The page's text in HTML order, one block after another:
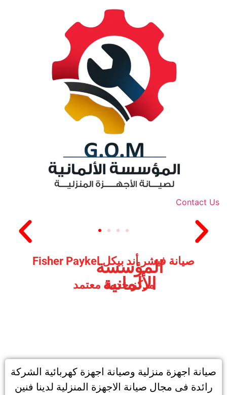
Contact Us
صيانة فيشر أند بيكل Fisher Paykel
مركز خدمة معتمد
المؤسسة
الألمانية
صيانة اجهزة منزلية وصيانة اجهزة كهربائية الشركة
رائدة فى مجال صيانة الاجهزة المنزلية لدينا فنين